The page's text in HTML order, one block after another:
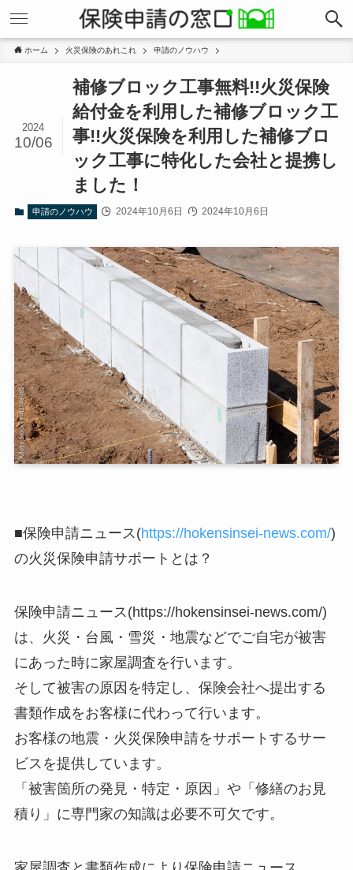
ホーム 火災保険のあれこれ 申請のノウハウ
補修ブロック工事無料!!火災保険
給付金を利用した補修ブロック工
事!!火災保険を利用した補修ブロ
ック工事に特化した会社と提携し
ました！
2024
10/06
申請のノウハウ 2024年10月6日 2024年10月6日
■保険申請ニュース(https://hokensinsei-news.com/)
の火災保険申請サポートとは？
保険申請ニュース(https://hokensinsei-news.com/)
は、火災・台風・雪災・地震などでご自宅が被害
にあった時に家屋調査を行います。
そして被害の原因を特定し、保険会社へ提出する
書類作成をお客様に代わって行います。
お客様の地震・火災保険申請をサポートするサー
ビスを提供しています。
「被害箇所の発見・特定・原因」や「修繕のお見
積り」に専門家の知識は必要不可欠です。